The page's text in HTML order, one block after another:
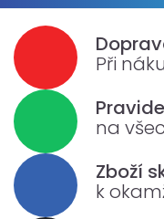
Při
na
Zboží
k